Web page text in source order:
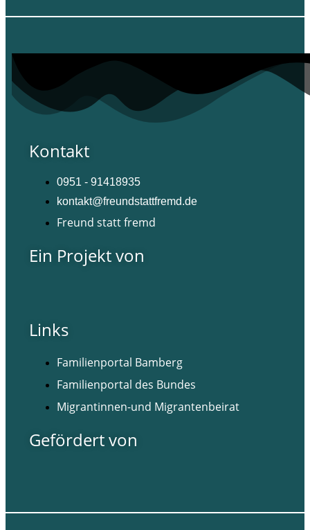
Kontakt
0951 - 91418935
kontakt@freundstattfremd.de
Freund statt fremd
Ein Projekt von
Links
Familienportal Bamberg
Familienportal des Bundes
Migrantinnen-und Migrantenbeirat
Gefördert von